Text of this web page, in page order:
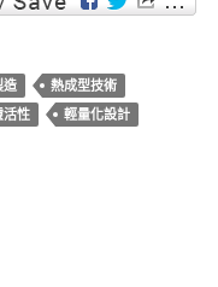
造
熱成型技術
活性
輕量化設計